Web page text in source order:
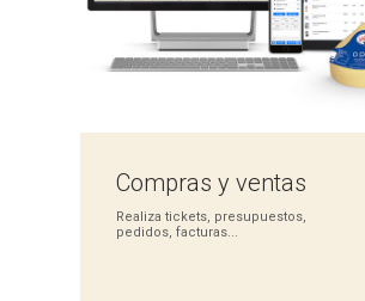
Comprasy ventas
Realiza tickets, presupuestos,
pedidos, facturas...